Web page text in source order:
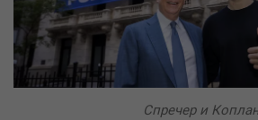
Спречер и